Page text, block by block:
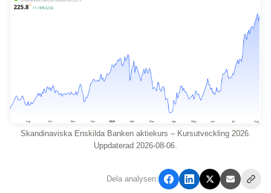
Skandinaviska Enskilda Banken aktiekurs – Kursutveckling 2026.
Uppdaterad 2026-08-06.
Dela analysen: